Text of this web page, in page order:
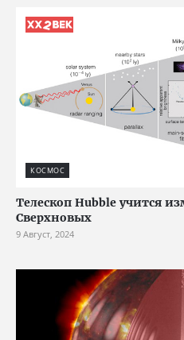
КОСМОС
Телескоп Hubble учится
Сверхновых
9 Август, 2024